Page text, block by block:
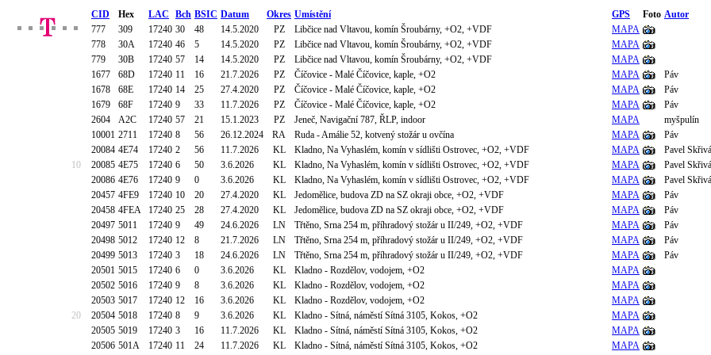
CID Hex LAC Bch BSIC Datum Okres Umístění GPS Foto Autor
777
309 17240 30 48 14.5.2020 PZ Libčice nad Vltavou, komín Šroubárny, +O2, +VDF
MAPA
778
30A 17240 46 5 14.5.2020 PZ Libčice nad Vltavou, komín Šroubárny, +O2, +VDF
MAPA
779
30B 17240 57 14 14.5.2020 PZ Libčice nad Vltavou, komín Šroubárny, +O2, +VDF
MAPA
1677
68D 17240 11 16 21.7.2026 PZ Číčovice - Malé Číčovice, kaple, +O2 MAPA
Páv
1678
68E 17240 14 25 27.4.2020 PZ Číčovice - Malé Číčovice, kaple, +O2 MAPA
Páv
1679
68F 17240 9 33 11.7.2026 PZ Číčovice - Malé Číčovice, kaple, +O2 MAPA
Páv
2604
A2C 17240 57 21 15.1.2023 PZ Jeneč, Navigační 787, ŘLP, indoor MAPA
myšpulín
10001 2711 17240 8 56 26.12.2024 RA Ruda - Amálie 52, kotvený stožár u ovčína MAPA
Páv
20084 4E74 17240 2 56 11.7.2026 KL Kladno, Na Vyhaslém, komín v sídlišti Ostrovec, +O2, +VDF MAPA
Pavel
10
20085 4E75 17240 6 50 3.6.2026 KL Kladno, Na Vyhaslém, komín v sídlišti Ostrovec, +O2, +VDF MAPA
Pavel
20086 4E76 17240 9 0 3.6.2026 KL Kladno, Na Vyhaslém, komín v sídlišti Ostrovec, +O2, +VDF MAPA
Pavel
20457 4FE9 17240 10 20 27.4.2020 KL Jedomělice, budova ZD na SZ okraji obce, +O2, +VDF MAPA
Páv
20458 4FEA 17240 25 28 27.4.2020 KL Jedomělice, budova ZD na SZ okraji obce, +O2, +VDF MAPA
Páv
20497 5011 17240 9 49 24.6.2026 LN Třtěno, Srna 254 m, příhradový stožár u II/249, +O2, +VDF MAPA
Páv
20498 5012 17240 12 8 21.7.2026 LN Třtěno, Srna 254 m, příhradový stožár u II/249, +O2, +VDF MAPA
Páv
20499 5013 17240 3 18 24.6.2026 LN Třtěno, Srna 254 m, příhradový stožár u II/249, +O2, +VDF MAPA
Páv
20501 5015 17240 6 0 3.6.2026 KL Kladno - Rozdělov, vodojem, +O2
MAPA
20502 5016 17240 9 8 3.6.2026 KL Kladno - Rozdělov, vodojem, +O2
MAPA
20503 5017 17240 12 16 3.6.2026 KL Kladno - Rozdělov, vodojem, +O2
MAPA
20
20504 5018 17240 8 9 3.6.2026 KL Kladno - Sítná, náměstí Sítná 3105, Kokos, +O2
MAPA
20505 5019 17240 3 16 11.7.2026 KL Kladno - Sítná, náměstí Sítná 3105, Kokos, +O2
MAPA
20506 501A 17240 11 24 11.7.2026 KL Kladno - Sítná, náměstí Sítná 3105, Kokos, +O2
MAPA